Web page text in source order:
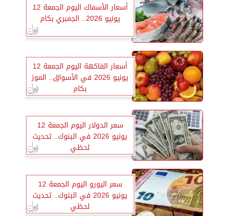
أسعار الأسماك اليوم الجمعة 12
يونيو 2026.. الجمبري بكام
أسعار الفاكهة اليوم الجمعة 12
يونيو 2026 في الأسواق.. الموز
بكام
سعر الدولار اليوم الجمعة 12
يونيو 2026 في البنوك.. تحديث
لحظي
سعر اليورو اليوم الجمعة 12
يونيو 2026 في البنوك.. تحديث
لحظي